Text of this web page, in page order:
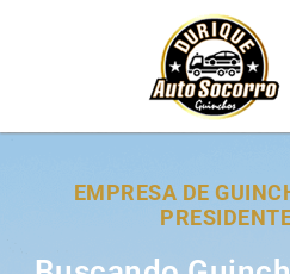
EMPRESA DE